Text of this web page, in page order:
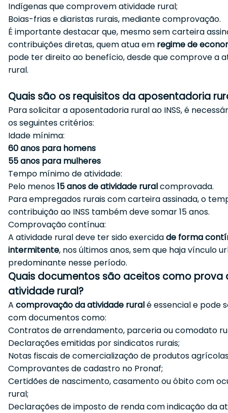
Indígenas que comprovem atividade rural;
Boias-frias e diaristas rurais, mediante comprovação.
É importante destacar que, mesmo sem carteira
contribuições diretas, quem atua em regime de
pode ter direito ao benefício, desde que comprove a
rural.
Quais são os requisitos da aposentadoria
Para solicitar a aposentadoria rural ao INSS, é
os seguintes critérios:
Idade mínima:
60 anos para homens
55 anos para mulheres
Tempo mínimo de atividade:
Pelo menos15 anos de atividade ruralcomprovada.
Para empregados rurais com carteira assinada, o
contribuição ao INSS também deve somar 15 anos.
Comprovação contínua:
A atividade rural deve ter sido exercidade forma
intermitente, nos últimos anos, sem que haja vínculo
predominante nesse período.
Quais documentos são aceitos como prova
atividade rural?
A comprovação da atividade ruralé essencial e pode
com documentos como:
Contratos de arrendamento, parceria ou comodato
Declarações emitidas por sindicatos rurais;
Notas fiscais de comercialização de produtos
Comprovantes de cadastro no Pronaf;
Certidões de nascimento, casamento ou óbito com
rural;
Declarações de imposto de renda com indicação da